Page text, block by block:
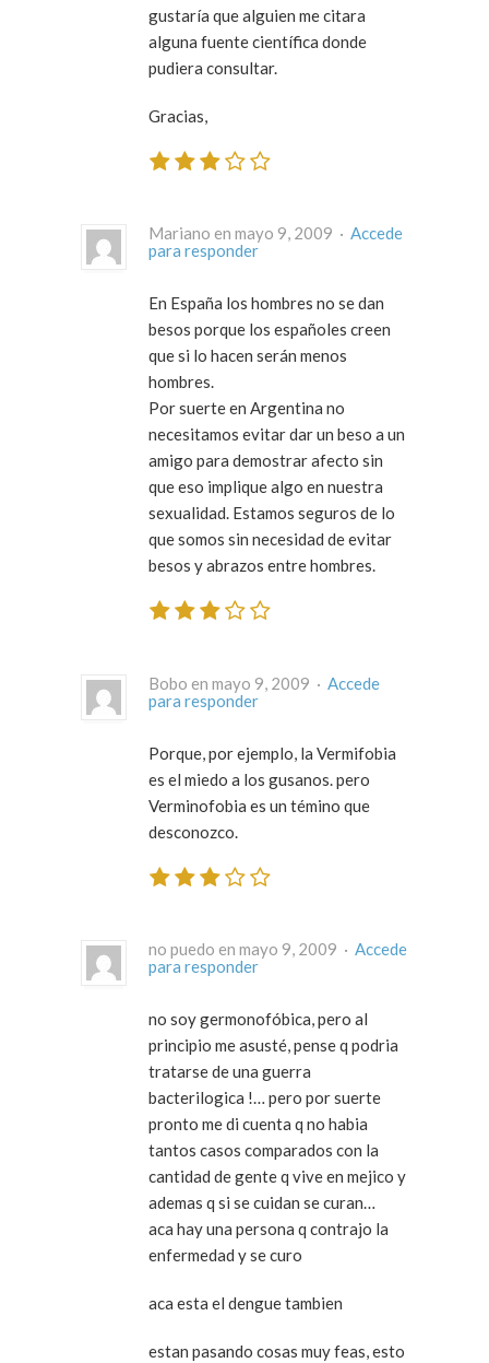
gustaría que alguien me citara
alguna fuente científica donde
pudiera consultar.
Gracias,
Mariano en mayo 9, 2009 · Accede
para responder
En España los hombres no se dan
besos porque los españoles creen
que si lo hacen serán menos
hombres.
Por suerte en Argentina no
necesitamos evitar dar un beso a un
amigo para demostrar afecto sin
que eso implique algo en nuestra
sexualidad. Estamos seguros de lo
que somos sin necesidad de evitar
besos y abrazos entre hombres.
Bobo en mayo 9, 2009 · Accede
para responder
Porque, por ejemplo, la Vermifobia
es el miedo a los gusanos. pero
Verminofobia es un témino que
desconozco.
no puedo en mayo 9, 2009 · Accede
para responder
no soy germonofóbica, pero al
principio me asusté, pense q podria
tratarse de una guerra
bacterilogica !… pero por suerte
pronto me di cuenta q no habia
tantos casos comparados con la
cantidad de gente q vive en mejico y
ademas q si se cuidan se curan…
aca hay una persona q contrajo la
enfermedad y se curo
aca esta el dengue tambien
estan pasando cosas muy feas, esto